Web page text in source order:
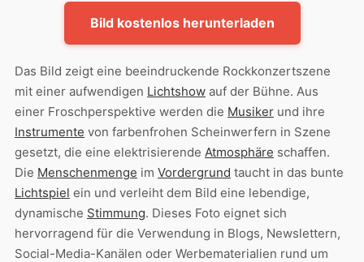
Bild kostenlos herunterladen
Das Bild zeigt eine beeindruckende Rockkonzertszene
mit einer aufwendigen Lichtshow auf der Bühne. Aus
einer Froschperspektive werden die Musiker und ihre
Instrumente von farbenfrohen Scheinwerfern in Szene
gesetzt, die eine elektrisierende Atmosphäre schaffen.
Die Menschenmenge im Vordergrund taucht in das bunte
Lichtspiel ein und verleiht dem Bild eine lebendige,
dynamische Stimmung. Dieses Foto eignet sich
hervorragend für die Verwendung in Blogs, Newslettern,
Social-Media-Kanälen oder Werbematerialien rund um